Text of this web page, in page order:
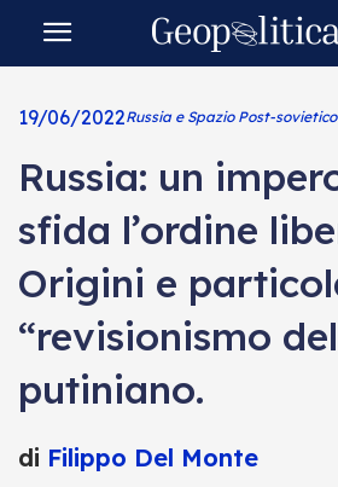
19/06/2022Russia e Spazio Post-sovietico
Russia: un
sfida l’ordine
Origini e
“revisionismo
putiniano.
di Filippo Del Monte